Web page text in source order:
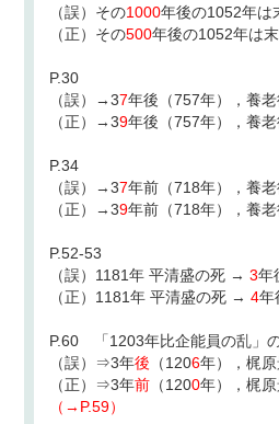
（誤）その1000年後の1052年は
（正）その500年後の1052年は
P.30
（誤）→37年後（757年），養
（正）→39年後（757年），養
P.34
（誤）→37年前（718年），養
（正）→39年前（718年），養
P.52-53
（誤）1181年 平清盛の死 → 3年
（正）1181年 平清盛の死 → 4年
P.60 「1203年比企能員の乱」
（誤）⇒3年後 （1206年），梶
（正）⇒3年前（1200年），梶
（→P.59）